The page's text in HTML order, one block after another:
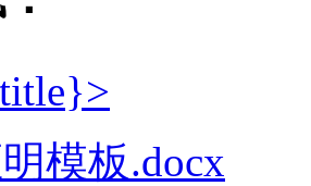
模板.docx